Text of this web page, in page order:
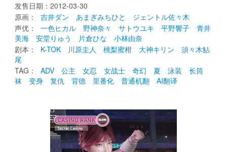
发售日期：2012-03-30
原画：
吉井ダン あまぎみちひと
ジェントル佐々木
声优：
一色ヒカル 野神奈々 サトウユキ 平野響子
青井
美海
安堂りゅう 片倉ひな
小林由奈
剧本：
K-TOK 川原圭人 桃梨蜜柑 大神キリン
須々木鮎
尾
TAG：
ADV 公主 女忍 女战士 奇幻 夏 泳装
长筒
袜
变身 复仇 背德 里番化 普通机翻 AI翻译